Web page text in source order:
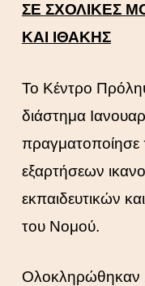
ΣΕ ΣΧΟΛΙΚΕΣ
ΚΑΙ ΙΘΑΚΗΣ
Το Κέντρο
διάστημα
εξαρτήσεων
εκπαιδευτικών
του Νομού.
Ολοκληρώθηκαν